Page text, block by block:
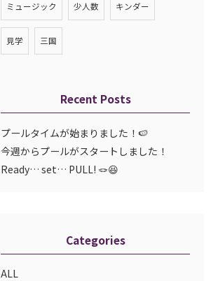
Categories
ALL
Recent Posts
プールタイムが始まりました！🍉
今週からプールがスタートしました！
Ready… set… PULL! 🪢😆
ミュージック 少人数 キンダー
見学 三国